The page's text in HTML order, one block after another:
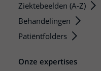
Ziektebeelden (A-Z)
Behandelingen
Patiëntfolders
Onze expertises